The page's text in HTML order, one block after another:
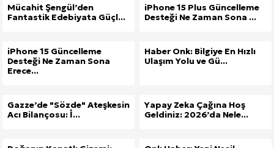
Mücahit Şengül’den
Fantastik Edebiyata Güçl...
iPhone 15 Plus Güncelleme
Desteği Ne Zaman Sona ...
iPhone 15 Güncelleme
Desteği Ne Zaman Sona
Erece...
Haber Onk: Bilgiye En Hızlı
Ulaşım Yolu ve Gü...
Gazze’de "Sözde" Ateşkesin
Acı Bilançosu: İ...
Yapay Zeka Çağına Hoş
Geldiniz: 2026’da Nele...